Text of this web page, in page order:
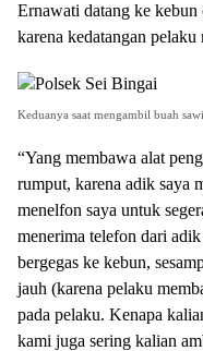
Ernawati datang ke kebun
karena kedatangan pelaku
Keduanya saat mengambil buah
“Yang membawa alat
rumput, karena adik saya
menelfon saya untuk
menerima telefon dari
bergegas ke kebun,
jauh (karena pelaku
pada pelaku. Kenapa
kami juga sering kalian